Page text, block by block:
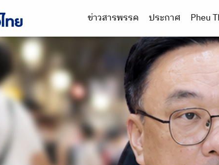
ข่าวสารพรรค ประกาศ Pheu